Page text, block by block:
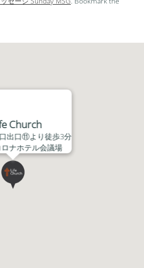
Church
出口⑪より徒歩3分
ナホテル会議場